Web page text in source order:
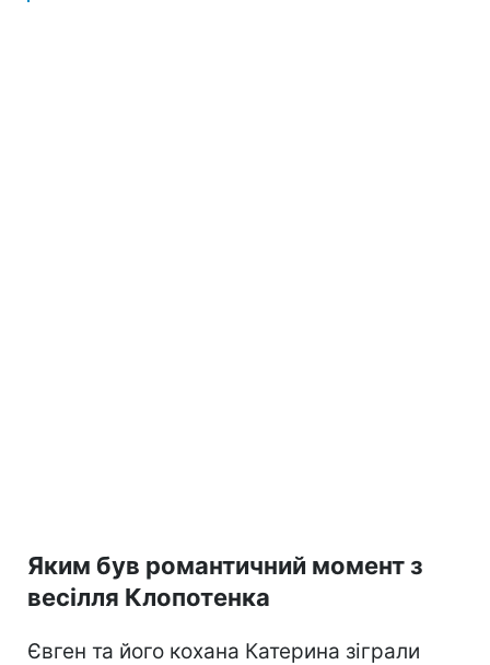
Яким був романтичний момент з
весілля Клопотенка
Євген та його кохана Катерина зіграли